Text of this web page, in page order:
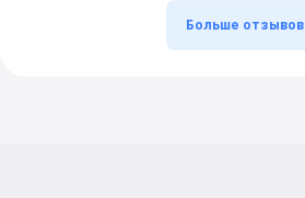
Больше отзывов